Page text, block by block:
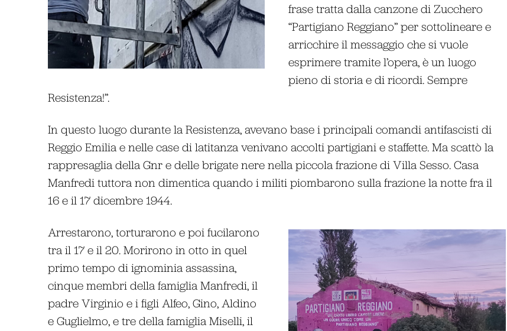
frase tratta dalla canzone di Zucchero
“Partigiano Reggiano” per sottolineare e
arricchire il messaggio che si vuole
esprimere tramite l’opera, è un luogo
pieno di storia e di ricordi. Sempre
Resistenza!”.
In questo luogo durante la Resistenza, avevano base i principali comandi antifascisti di
Reggio Emilia e nelle case di latitanza venivano accolti partigiani e staffette. Ma scattò la
rappresaglia della Gnr e delle brigate nere nella piccola frazione di Villa Sesso. Casa
Manfredi tuttora non dimentica quando i militi piombarono sulla frazione la notte fra il
16 e il 17 dicembre 1944.
Arrestarono, torturarono e poi fucilarono
tra il 17 e il 20. Morirono in otto in quel
primo tempo di ignominia assassina,
cinque membri della famiglia Manfredi, il
padre Virginio e i figli Alfeo, Gino, Aldino
e Guglielmo, e tre della famiglia Miselli, il